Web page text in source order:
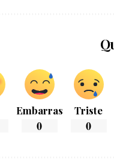
Embarras
0
Triste
0